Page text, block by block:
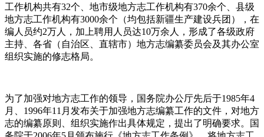
工作机构共有32个、地市级地方志工作机构有370余个、县级
地方志工作机构有3000余个（均包括新疆生产建设兵团），在
编人员约2万人，加上聘用人员达10万余人，形成了各级政府
主持、各省（自治区、直辖市）地方志编纂委员会及其办公室
组织实施的修志格局。
为了加强对地方志工作的领导，国务院办公厅先后于1985年4
月、1996年11月发布关于加强地方志编纂工作的文件，对地方
志的编纂原则、组织实施作出具体规定，提出了明确要求。国